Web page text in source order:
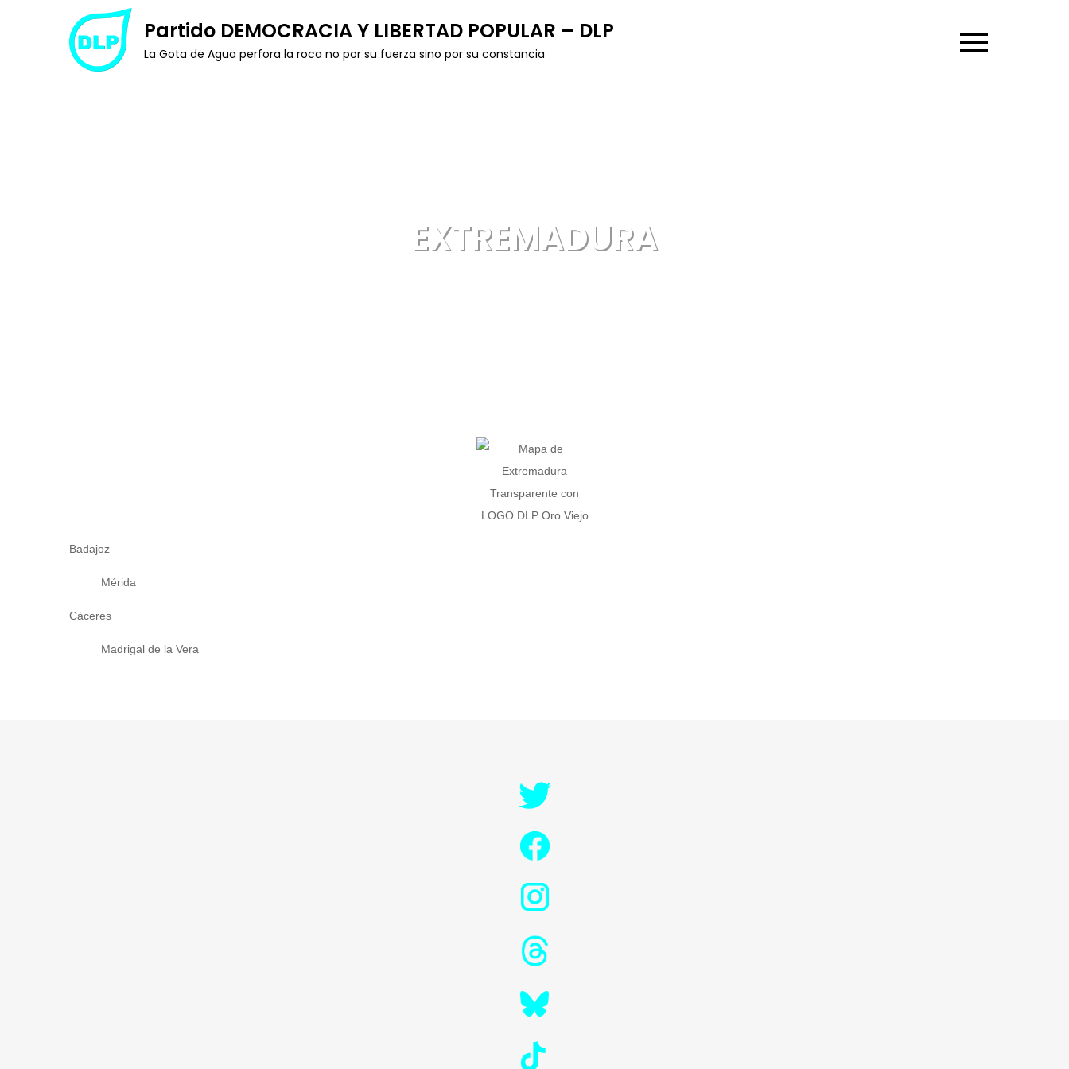
Partido DEMOCRACIA Y LIBERTAD POPULAR – DLP
La Gota de Agua perfora la roca no por su fuerza sino por su constancia
EXTREMADURA
Badajoz
Mérida
Cáceres
Madrigal de la Vera